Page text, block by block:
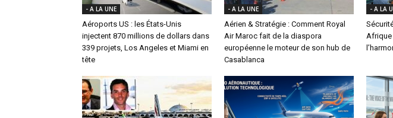
- A LA UNE
Aéroports US : les États-Unis
injectent 870 millions de dollars dans
339 projets, Los Angeles et Miami en
tête
- A LA UNE
Aérien & Stratégie : Comment Royal
Air Maroc fait de la diaspora
européenne le moteur de son hub de
Casablanca
- A LA
Afrique